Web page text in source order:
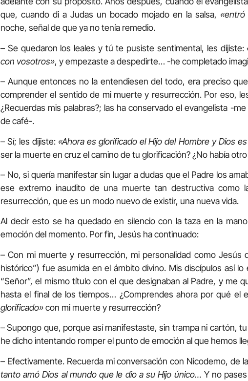
que, cuando di a Judas un bocado mojado en la salsa, «entró
noche, señal de que ya no tenía remedio.
– Se quedaron los leales y tú te pusiste sentimental, les dijiste:
con vosotros», y empezaste a despedirte… -he completado
– Aunque entonces no la entendiesen del todo, era preciso
comprender el sentido de mi muerte y resurrección. Por eso,
¿Recuerdas mis palabras?; las ha conservado el evangelista -
de café-.
– Sí; les dijiste: «Ahora es glorificado el Hijo del Hombre y Dios
ser la muerte en cruz el camino de tu glorificación? ¿No había
– No, si quería manifestar sin lugar a dudas que el Padre los
ese extremo inaudito de una muerte tan destructiva como
resurrección, que es un modo nuevo de existir, una nueva vida.
Al decir esto se ha quedado en silencio con la taza en la
emoción del momento. Por fin, Jesús ha continuado:
– Con mi muerte y resurrección, mi personalidad como Jesús
histórico”) fue asumida en el ámbito divino. Mis discípulos así
“Señor”, el mismo título con el que designaban al Padre, y me
hasta el final de los tiempos… ¿Comprendes ahora por qué el
glorificado»con mi muerte y resurrección?
– Supongo que, porque así manifestaste, sin trampa ni cartón,
he dicho intentando romper el punto de emoción al que hemos
– Efectivamente. Recuerda mi conversación con Nicodemo, de
tanto amó Dios al mundo que le dio a su Hijo único… Y no